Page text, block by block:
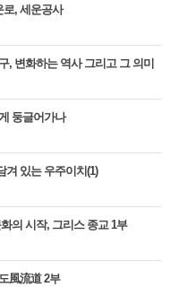
로, 세운공사
, 변화하는 역사 그리고 그 의미
둥글어가나
겨 있는 우주이치(1)
의 시작, 그리스 종교 1부
風流道 2부